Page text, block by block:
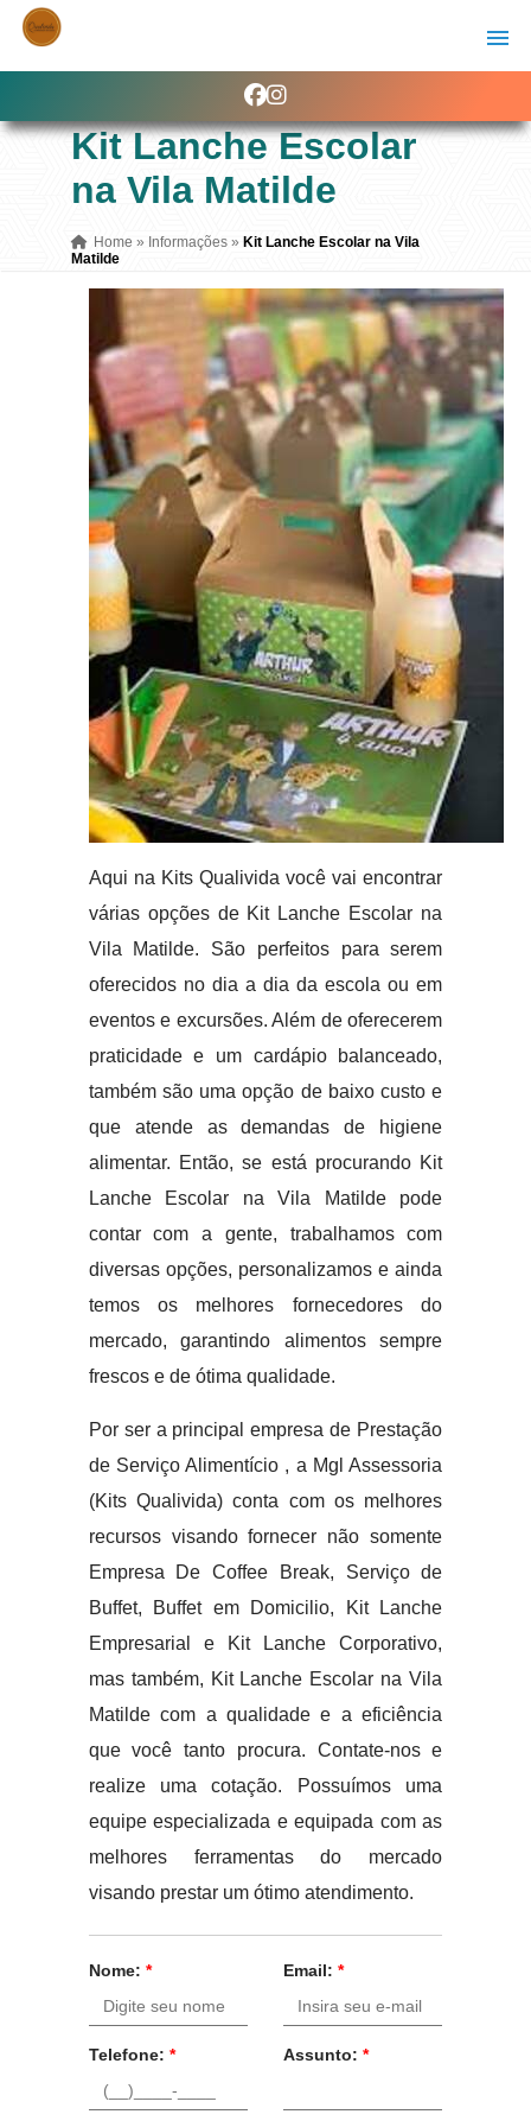
Kit Lanche Escolar
na Vila Matilde
Home » Informações » Kit Lanche Escolar na Vila
Matilde
Aqui na Kits Qualivida você vai encontrar
várias opções de Kit Lanche Escolar na
Vila Matilde. São perfeitos para serem
oferecidos no dia a dia da escola ou em
eventos e excursões. Além de oferecerem
praticidade e um cardápio balanceado,
também são uma opção de baixo custo e
que atende as demandas de higiene
alimentar. Então, se está procurando Kit
Lanche Escolar na Vila Matilde pode
contar com a gente, trabalhamos com
diversas opções, personalizamos e ainda
temos os melhores fornecedores do
mercado, garantindo alimentos sempre
frescos e de ótima qualidade.
Por ser a principal empresa de Prestação
de Serviço Alimentício , a Mgl Assessoria
(Kits Qualivida) conta com os melhores
recursos visando fornecer não somente
Empresa De Coffee Break, Serviço de
Buffet, Buffet em Domicilio, Kit Lanche
Empresarial e Kit Lanche Corporativo,
mas também, Kit Lanche Escolar na Vila
Matilde com a qualidade e a eficiência
que você tanto procura. Contate-nos e
realize uma cotação. Possuímos uma
equipe especializada e equipada com as
melhores ferramentas do mercado
visando prestar um ótimo atendimento.
Nome: * Email: *
Telefone: * Assunto: *